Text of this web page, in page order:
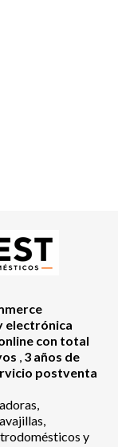
electrónica
con total
, 3 años de
postventa
y